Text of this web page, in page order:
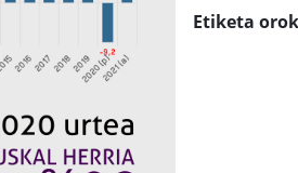
Etiketa